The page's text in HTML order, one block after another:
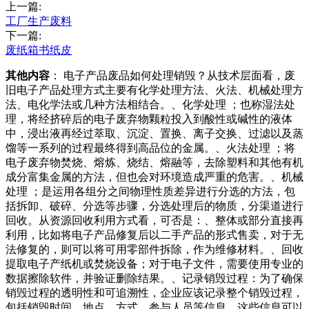
上一篇:
工厂生产废料
下一篇:
废纸箱书纸皮
其他内容 ： 电子产品废品如何处理销毁？从技术层面看，废
旧电子产品处理方式主要有化学处理方法、火法、机械处理方
法、电化学法或几种方法相结合。、化学处理 ；也称湿法处
理，将经挤碎后的电子废弃物颗粒投入到酸性或碱性的液体
中，浸出液再经过萃取、沉淀、置换、离子交换、过滤以及蒸
馏等一系列的过程最终得到高品位的金属。、火法处理 ；将
电子废弃物焚烧、熔炼、烧结、熔融等，去除塑料和其他有机
成分富集金属的方法，但也会对环境造成严重的危害。、机械
处理 ；是运用各组分之间物理性质差异进行分选的方法，包
括拆卸、破碎、分选等步骤，分选处理后的物质，分渠道进行
回收。从资源回收利用方式看，可否是：、整体或部分直接再
利用，比如将电子产品修复后以二手产品的形式售卖，对于无
法修复的，则可以将可用零部件拆除，作为维修材料。、回收
提取电子产纸机或焚烧设备；对于电子文件，需要使用专业的
数据擦除软件，并验证删除结果。、记录销毁过程：为了确保
销毁过程的透明性和可追溯性，企业应该记录整个销毁过程，